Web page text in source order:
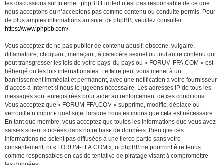
les discussions sur Internet. phpBB Limited n’est pas responsable de ce que
nous acceptons ou n’acceptons pas comme contenu ou conduite permis. Pour
de plus amples informations au sujet de phpBB, veuillez consulter :
https://www.phpbb.com/.
Vous acceptez de ne pas publier de contenu abusif, obscène, vulgaire,
diffamatoire, choquant, menaçant, à caractère sexuel ou tout autre contenu qui
peut transgresser les lois de votre pays, du pays où « FORUM-FFA.COM » est
hébergé ou les lois internationales. Le faire peut vous mener à un
bannissement immédiat et permanent, avec une notification à votre fournisseur
d’accès à Internet si nous le jugeons nécessaire. Les adresses IP de tous les
messages sont enregistrées pour aider au renforcement de ces conditions.
Vous acceptez que « FORUM-FFA.COM » supprime, modifie, déplace ou
verrouille n’importe quel sujet lorsque nous estimons que cela est nécessaire.
En tant que membre, vous acceptez que toutes les informations que vous avez
saisies soient stockées dans notre base de données. Bien que ces
informations ne soient pas diffusées à une tierce partie sans votre
consentement, ni « FORUM-FFA.COM », ni phpBB ne pourront être tenus
comme responsables en cas de tentative de piratage visant à compromettre